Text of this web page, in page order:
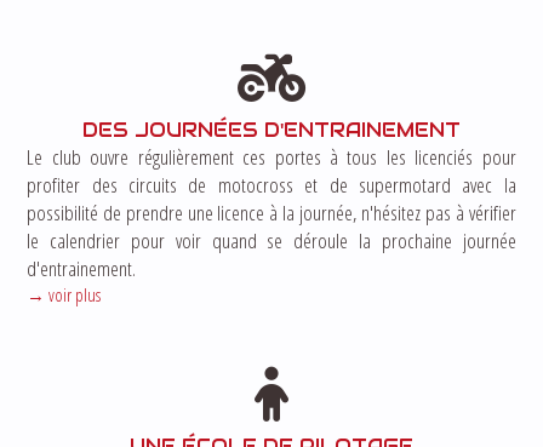
DES JOURNÉES D'ENTRAINEMENT
Le club ouvre régulièrement ces portes à tous les licenciés pour
profiter des circuits de motocross et de supermotard avec la
possibilité de prendre une licence à la journée, n'hésitez pas à vérifier
le calendrier pour voir quand se déroule la prochaine journée
d'entrainement.
voir plus